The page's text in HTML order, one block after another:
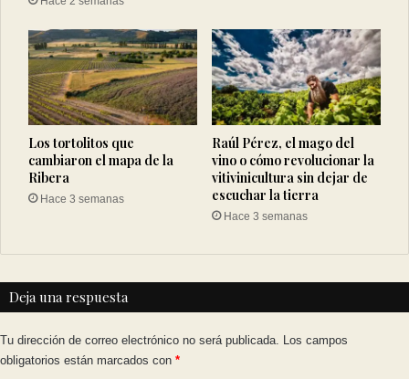
Los tortolitos que
cambiaron el mapa de la
Ribera
Hace 3 semanas
Raúl Pérez, el mago del
vino o cómo revolucionar la
vitivinicultura sin dejar de
escuchar la tierra
Hace 3 semanas
Deja una respuesta
Tu dirección de correo electrónico no será publicada. Los campos
obligatorios están marcados con *